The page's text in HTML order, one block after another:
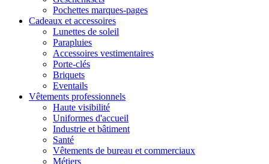
Pochettes marques-pages
Cadeaux et accessoires
Lunettes de soleil
Parapluies
Accessoires vestimentaires
Porte-clés
Briquets
Eventails
Vêtements professionnels
Haute visibilité
Uniformes d'accueil
Industrie et bâtiment
Santé
Vêtements de bureau et commerciaux
Métiers